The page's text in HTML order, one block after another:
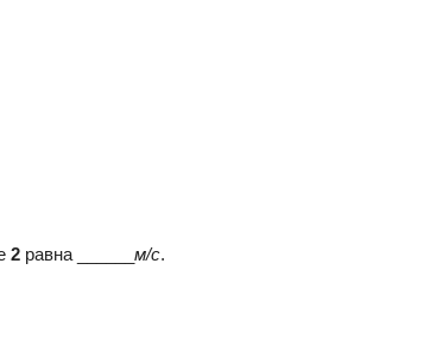
2 равна ______ м/с.